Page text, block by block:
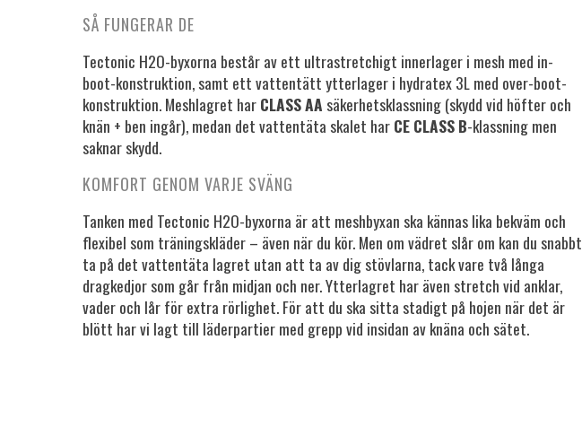
SÅ FUNGERAR DE
Tectonic H2O-byxorna består av ett ultrastretchigt innerlager i mesh med in-
boot-konstruktion, samt ett vattentätt ytterlager i hydratex 3L med over-boot-
konstruktion. Meshlagret harCLASS AA säkerhetsklassning (skydd vid höfter och
knän + ben ingår), medan det vattentäta skalet harCE CLASS B-klassning men
saknar skydd.
KOMFORT GENOM VARJE SVÄNG
Tanken med Tectonic H2O-byxorna är att meshbyxan ska kännas lika bekväm och
flexibel som träningskläder – även när du kör. Men om vädret slår om kan du snabbt
ta på det vattentäta lagret utan att ta av dig stövlarna, tack vare två långa
dragkedjor som går från midjan och ner. Ytterlagret har även stretch vid anklar,
vader och lår för extra rörlighet. För att du ska sitta stadigt på hojen när det är
blött har vi lagt till läderpartier med grepp vid insidan av knäna och sätet.